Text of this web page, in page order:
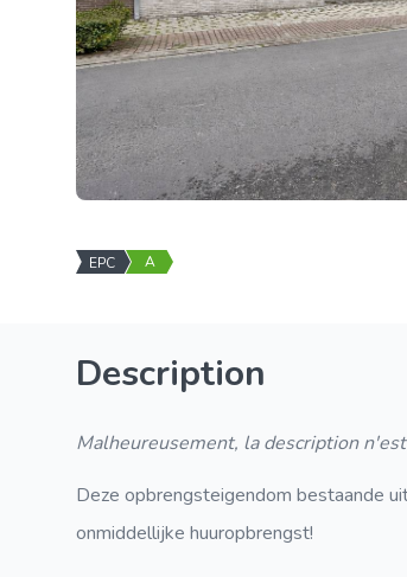
EPC A
Description
Malheureusement, la description
Deze opbrengsteigendom bestaande
onmiddellijke huuropbrengst!